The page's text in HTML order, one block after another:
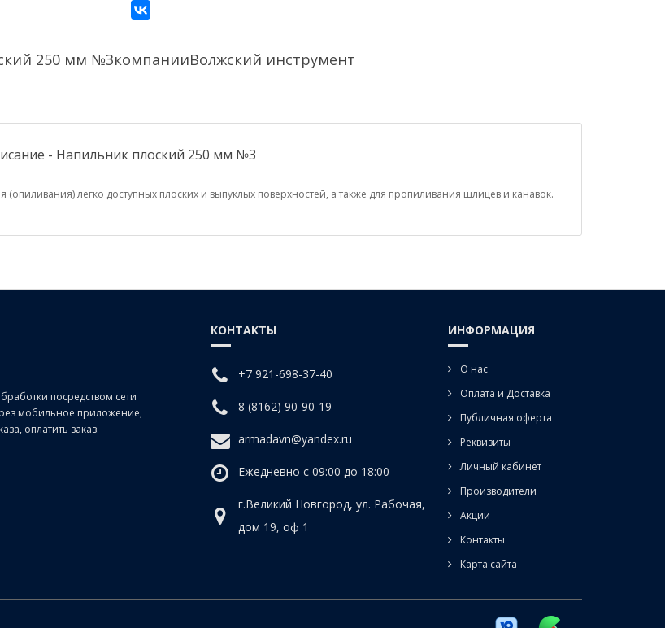
250 мм №3компанииВолжский инструмент
- Напильник плоский 250 мм №3
легко доступных плоских и выпуклых поверхностей, а также для пропиливания шлицев и канавок.
посредством сети
мобильное приложение,
оплатить заказ.
КОНТАКТЫ
+7 921-698-37-40
8 (8162) 90-90-19
armadavn@yandex.ru
Ежедневно с 09:00 до 18:00
г.Великий Новгород, ул. Рабочая,
дом 19, оф 1
ИНФОРМАЦИЯ
О нас
Оплата и Доставка
Публичная оферта
Реквизиты
Личный кабинет
Производители
Акции
Контакты
Карта сайта